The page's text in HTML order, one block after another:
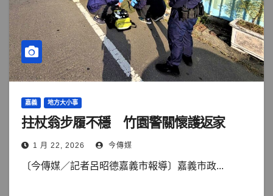
嘉義 地方大小事
拄杖翁步履不穩 竹園警關懷護返家
1 月 22, 2026 今傳媒
〔今傳媒／記者呂昭德嘉義市報導〕嘉義市政...